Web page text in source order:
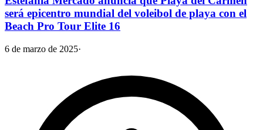
será epicentro mundial del voleibol de playa con el
Beach Pro Tour Elite 16
6 de marzo de 2025·